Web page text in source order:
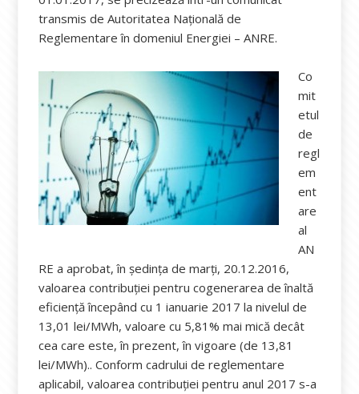
transmis de Autoritatea Națională de
Reglementare în domeniul Energiei – ANRE.
Co
mit
etul
de
regl
em
ent
are
al
AN
RE a aprobat, în şedinţa de marți, 20.12.2016,
valoarea contribuției pentru cogenerarea de înaltă
eficiență începând cu 1 ianuarie 2017 la nivelul de
13,01 lei/MWh, valoare cu 5,81% mai mică decât
cea care este, în prezent, în vigoare (de 13,81
lei/MWh).. Conform cadrului de reglementare
aplicabil, valoarea contribuţiei pentru anul 2017 s-a